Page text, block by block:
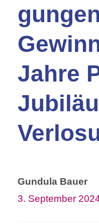
Jahre
Gundula Bauer
3. September